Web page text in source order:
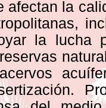
afectan la
la lucha